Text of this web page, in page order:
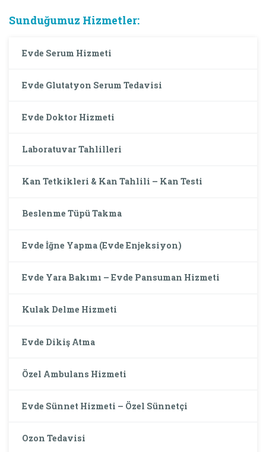
Sunduğumuz Hizmetler:
Evde Serum Hizmeti
Evde Glutatyon Serum Tedavisi
Evde Doktor Hizmeti
Laboratuvar Tahlilleri
Kan Tetkikleri & Kan Tahlili – Kan Testi
Beslenme Tüpü Takma
Evde İğne Yapma (Evde Enjeksiyon)
Evde Yara Bakımı – Evde Pansuman Hizmeti
Kulak Delme Hizmeti
Evde Dikiş Atma
Özel Ambulans Hizmeti
Evde Sünnet Hizmeti – Özel Sünnetçi
Ozon Tedavisi